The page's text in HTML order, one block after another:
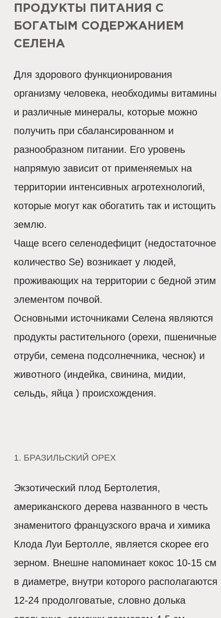
ПРОДУКТЫ ПИТАНИЯ С
БОГАТЫМ СОДЕРЖАНИЕМ
СЕЛЕНА
Для здорового функционирования
организму человека, необходимы витамины
и различные минералы, которые можно
получить при сбалансированном и
разнообразном питании. Его уровень
напрямую зависит от применяемых на
территории интенсивных агротехнологий,
которые могут как обогатить так и истощить
землю.
Чаще всего селенодефицит (недостаточное
количество Se) возникает у людей,
проживающих на территории с бедной этим
элементом почвой.
Основными источниками Селена являются
продукты растительного (орехи, пшеничные
отруби, семена подсолнечника, чеснок) и
животного (индейка, свинина, мидии,
сельдь, яйца ) происхождения.
1. БРАЗИЛЬСКИЙ ОРЕХ
Экзотический плод Бертолетия,
американского дерева названного в честь
знаменитого французского врача и химика
Клода Луи Бертолле, является скорее его
зерном. Внешне напоминает кокос 10-15 см
в диаметре, внутри которого располагаются
12-24 продолговатые, словно долька